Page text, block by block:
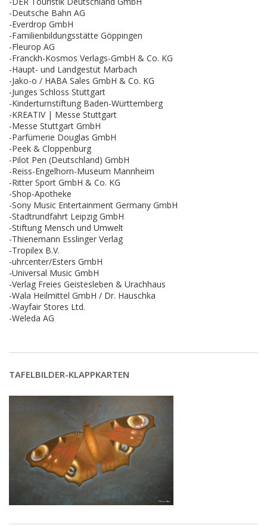
-Deutsche Bahn AG
-Everdrop GmbH
-Familienbildungsstätte Göppingen
-Fleurop AG
-Franckh-Kosmos Verlags-GmbH & Co. KG
-Haupt- und Landgestüt Marbach
-Jako-o / HABA Sales GmbH & Co. KG
-Junges Schloss Stuttgart
-Kinderturnstiftung Baden-Württemberg
-KREATIV | Messe Stuttgart
-Messe Stuttgart GmbH
-Parfümerie Douglas GmbH
-Peek & Cloppenburg
-Pilot Pen (Deutschland) GmbH
-Reiss-Engelhorn-Museum Mannheim
-Ritter Sport GmbH & Co. KG
-Shop-Apotheke
-Sony Music Entertainment Germany GmbH
-Stadtrundfahrt Leipzig GmbH
-Stiftung Mensch und Umwelt
-Thienemann Esslinger Verlag
-Tropilex B.V.
-uhrcenter/Esters GmbH
-Universal Music GmbH
-Verlag Freies Geistesleben & Urachhaus
-Wala Heilmittel GmbH / Dr. Hauschka
-Wayfair Stores Ltd.
-Weleda AG
TAFELBILDER-KLAPPKARTEN